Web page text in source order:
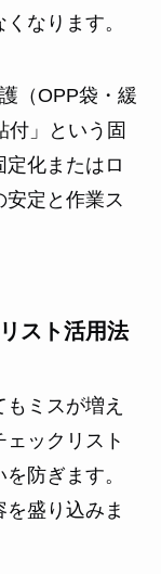
なります。
（OPP袋・緩
」という固
化またはロ
安定と作業ス
スト活用法
ミスが増え
ックリスト
防ぎます。
盛り込みま